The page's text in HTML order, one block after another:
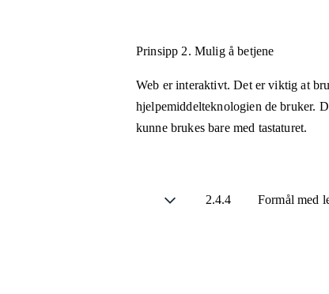
Prinsipp 2. Mulig å betjene
Web er interaktivt. Det er viktig at
hjelpemiddelteknologien de bruker.
kunne brukes bare med tastaturet.
2.4.4 Formål med